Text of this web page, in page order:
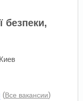
безпеки,
Киев
(Все вакансии)